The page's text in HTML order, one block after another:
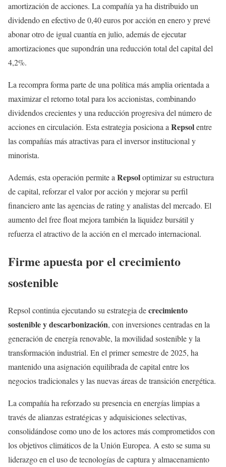
amortización de acciones. La compañía ya ha distribuido un
dividendo en efectivo de 0,40 euros por acción en enero y prevé
abonar otro de igual cuantía en julio, además de ejecutar
amortizaciones que supondrán una reducción total del capital del
4,2%.
La recompra forma parte de una política más amplia orientada a
maximizar el retorno total para los accionistas, combinando
dividendos crecientes y una reducción progresiva del número de
acciones en circulación. Esta estrategia posiciona a Repsolentre
las compañías más atractivas para el inversor institucional y
minorista.
Además, esta operación permite a Repsoloptimizar su estructura
de capital, reforzar el valor por acción y mejorar su perfil
financiero ante las agencias de rating y analistas del mercado. El
aumento del free float mejora también la liquidez bursátil y
refuerza el atractivo de la acción en el mercado internacional.
Firme apuesta por el crecimiento
sostenible
Repsol continúa ejecutando su estrategia decrecimiento
sostenible y descarbonización, con inversiones centradas en la
generación de energía renovable, la movilidad sostenible y la
transformación industrial. En el primer semestre de 2025, ha
mantenido una asignación equilibrada de capital entre los
negocios tradicionales y las nuevas áreas de transición energética.
La compañía ha reforzado su presencia en energías limpias a
través de alianzas estratégicas y adquisiciones selectivas,
consolidándose como uno de los actores más comprometidos con
los objetivos climáticos de la Unión Europea. A esto se suma su
liderazgo en el uso de tecnologías de captura y almacenamiento